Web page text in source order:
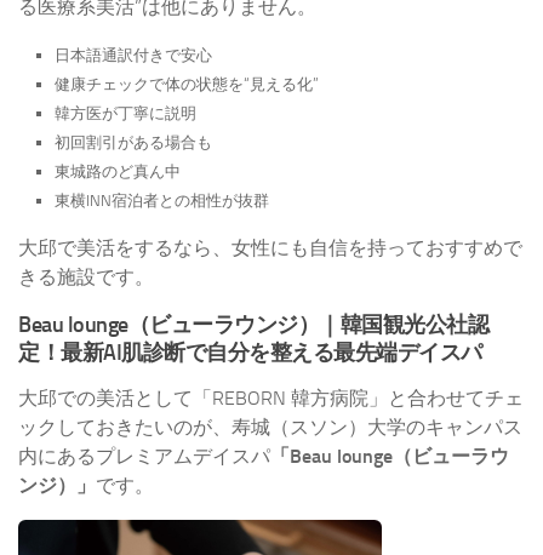
る医療系美活”は他にありません。
日本語通訳付きで安心
健康チェックで体の状態を“見える化”
韓方医が丁寧に説明
初回割引がある場合も
東城路のど真ん中
東横INN宿泊者との相性が抜群
大邱で美活をするなら、女性にも自信を持っておすすめで
きる施設です。
Beau lounge（ビューラウンジ）｜韓国観光公社認
定！最新AI肌診断で自分を整える最先端デイスパ
大邱での美活として「REBORN 韓方病院」と合わせてチェ
ックしておきたいのが、寿城（スソン）大学のキャンパス
内にあるプレミアムデイスパ 「Beau lounge（ビューラウ
ンジ）」 です。